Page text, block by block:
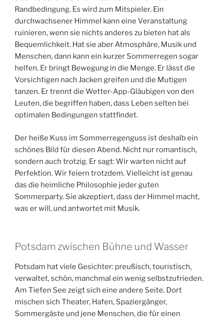
Randbedingung. Es wird zum Mitspieler. Ein
durchwachsener Himmel kann eine Veranstaltung
ruinieren, wenn sie nichts anderes zu bieten hat als
Bequemlichkeit. Hat sie aber Atmosphäre, Musik und
Menschen, dann kann ein kurzer Sommerregen sogar
helfen. Er bringt Bewegung in die Menge. Er lässt die
Vorsichtigen nach Jacken greifen und die Mutigen
tanzen. Er trennt die Wetter-App-Gläubigen von den
Leuten, die begriffen haben, dass Leben selten bei
optimalen Bedingungen stattfindet.
Der heiße Kuss im Sommerregenguss ist deshalb ein
schönes Bild für diesen Abend. Nicht nur romantisch,
sondern auch trotzig. Er sagt: Wir warten nicht auf
Perfektion. Wir feiern trotzdem. Vielleicht ist genau
das die heimliche Philosophie jeder guten
Sommerparty. Sie akzeptiert, dass der Himmel macht,
was er will, und antwortet mit Musik.
Potsdam zwischen Bühne und Wasser
Potsdam hat viele Gesichter: preußisch, touristisch,
verwaltet, schön, manchmal ein wenig selbstzufrieden.
Am Tiefen See zeigt sich eine andere Seite. Dort
mischen sich Theater, Hafen, Spaziergänger,
Sommergäste und jene Menschen, die für einen